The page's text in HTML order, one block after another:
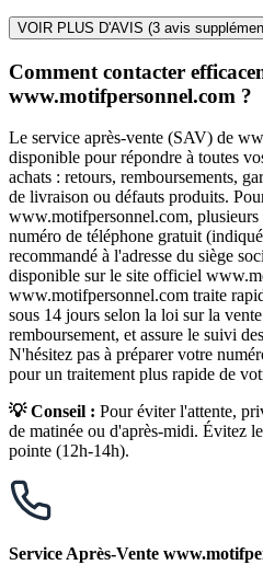
VOIR PLUS D'AVIS (3 avis
Comment contacter
www.motifpersonnel.com ?
Le service après-vente (SAV) de
disponible pour répondre à toutes
achats : retours, remboursements,
de livraison ou défauts produits.
www.motifpersonnel.com,
numéro de téléphone gratuit
recommandé à l'adresse du siège
disponible sur le site officiel
www.motifpersonnel.com traite
sous 14 jours selon la loi sur la
remboursement, et assure le suivi
N'hésitez pas à préparer votre
pour un traitement plus rapide de
💡 Conseil : Pour éviter l'attente,
de matinée ou d'après-midi. Évitez
pointe (12h-14h).
Service Après-Vente